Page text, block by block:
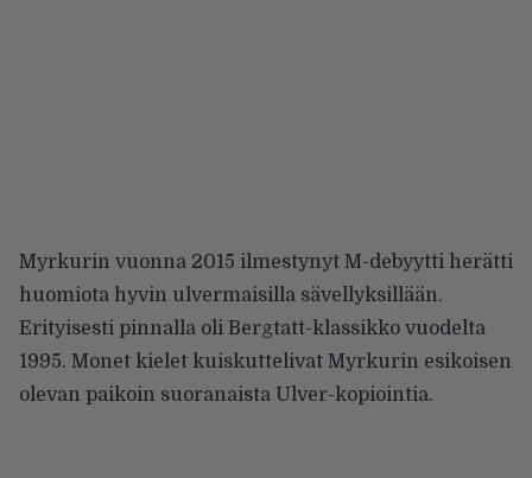
Myrkurin vuonna 2015 ilmestynyt M-debyytti herätti
huomiota hyvin ulvermaisilla sävellyksillään.
Erityisesti pinnalla oli Bergtatt-klassikko vuodelta
1995. Monet kielet kuiskuttelivat Myrkurin esikoisen
olevan paikoin suoranaista Ulver-kopiointia.